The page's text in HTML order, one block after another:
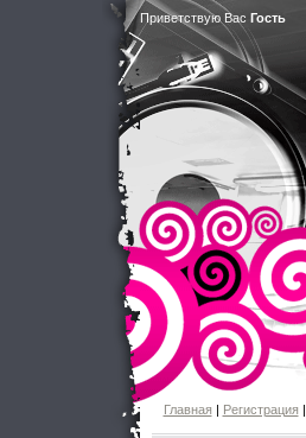
Приветствую Вас Гость
Главная| Регистрация|